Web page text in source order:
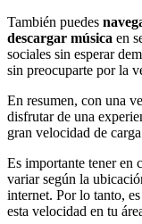
También puedes
descargar música en
sociales sin esperar
sin preocuparte por la
En resumen, con una
disfrutar de una
gran velocidad de
Es importante tener en
variar según la
internet. Por lo tanto,
esta velocidad en tu